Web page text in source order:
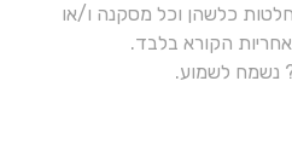
כלשהן וכל מסקנה ו/או
הקורא בלבד.
נשמח לשמוע.